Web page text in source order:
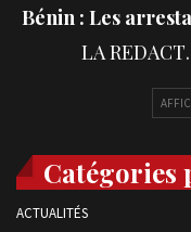
Bénin : Les
LA
Catégories
ACTUALITÉS